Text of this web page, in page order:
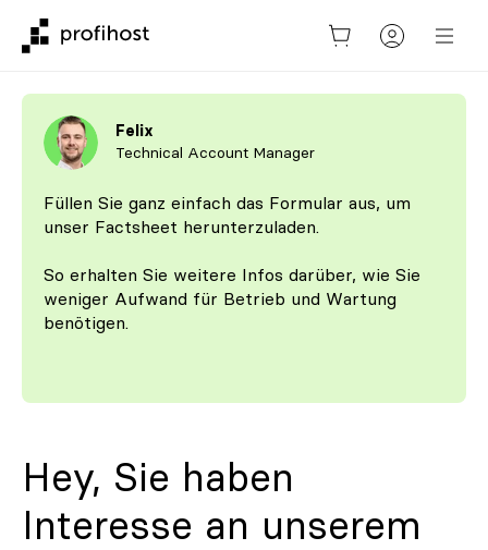
Felix
Technical Account Manager
Füllen Sie ganz einfach das Formular aus, um
unser Factsheet herunterzuladen.
So erhalten Sie weitere Infos darüber, wie Sie
weniger Aufwand für Betrieb und Wartung
benötigen.
Hey, Sie haben
Interesse an unserem